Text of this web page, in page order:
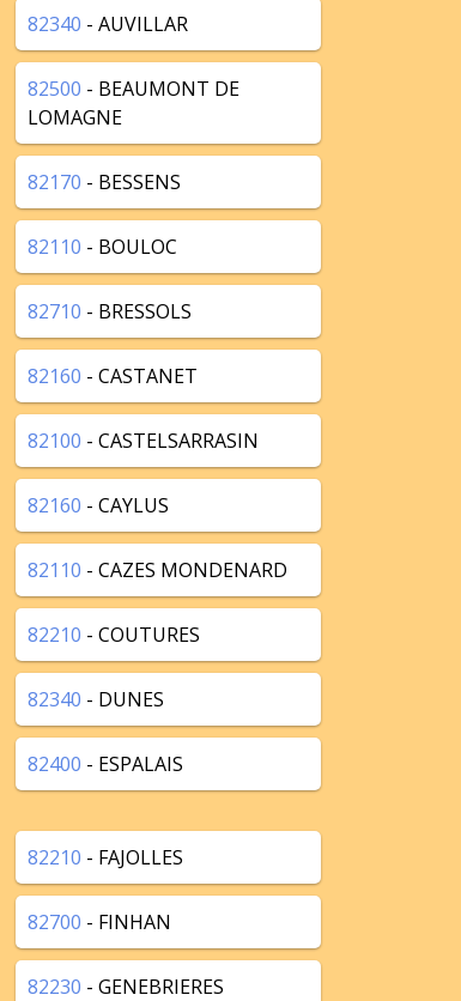
82340 - AUVILLAR
82500 - BEAUMONT DE
LOMAGNE
82170 - BESSENS
82110 - BOULOC
82710 - BRESSOLS
82160 - CASTANET
82100 - CASTELSARRASIN
82160 - CAYLUS
82110 - CAZES MONDENARD
82210 - COUTURES
82340 - DUNES
82400 - ESPALAIS
82210 - FAJOLLES
82700 - FINHAN
82230 - GENEBRIERES